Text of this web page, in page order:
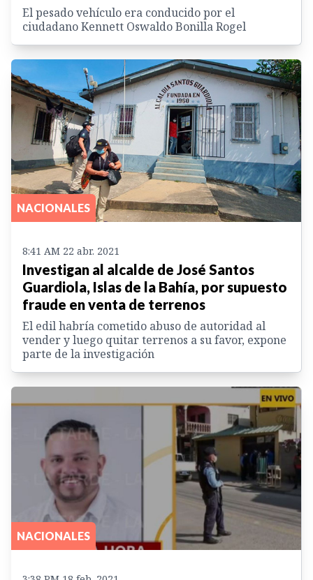
El pesado vehículo era conducido por el
ciudadano Kennett Oswaldo Bonilla Rogel
NACIONALES
8:41 AM 22 abr. 2021
Investigan al alcalde de José Santos
Guardiola, Islas de la Bahía, por supuesto
fraude en venta de terrenos
El edil habría cometido abuso de autoridad al
vender y luego quitar terrenos a su favor, expone
parte de la investigación
NACIONALES